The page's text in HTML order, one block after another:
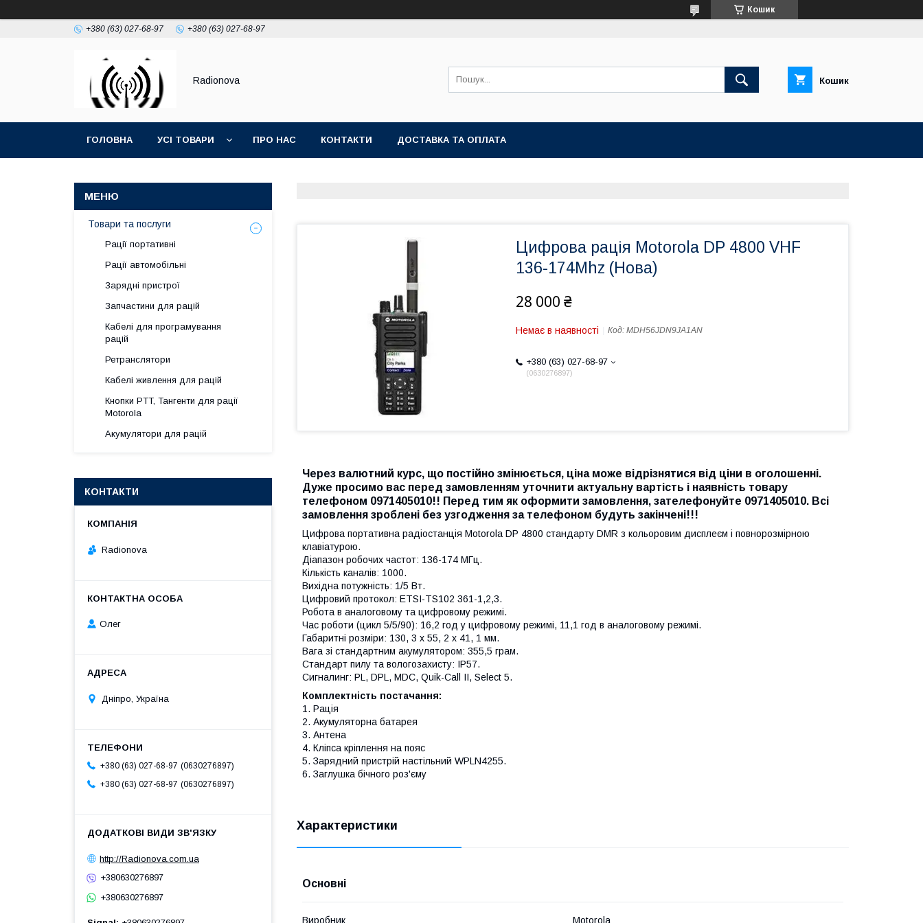
Кошик
+380 (63) 027-68-97 +380 (63) 027-68-97
Radionova Кошик
ГОЛОВНА УСІ ТОВАРИ ПРО НАС КОНТАКТИ ДОСТАВКА ТА ОПЛАТА
Цифрова рація Motorola DP 4800 VHF
136-174Mhz (Нова)
28 000 ₴
Немає в наявності Код: MDH56JDN9JA1AN
+380 (63) 027-68-97
0630276897
Через валютний курс, що постійно змінюється, ціна може відрізнятися від ціни в оголошенні.
Дуже просимо вас перед замовленням уточнити актуальну вартість і наявність товару
телефоном 0971405010!! Перед тим як оформити замовлення, зателефонуйте 0971405010. Всі
замовлення зроблені без узгодження за телефоном будуть закінчені!!!
Цифрова портативна радіостанція Motorola DP 4800 стандарту DMR з кольоровим дисплеєм і повнорозмірною
клавіатурою.
Діапазон робочих частот: 136-174 МГц.
Кількість каналів: 1000.
Вихідна потужність: 1/5 Вт.
Цифровий протокол: ETSI-TS102 361-1,2,3.
Робота в аналоговому та цифровому режимі.
Час роботи (цикл 5/5/90): 16,2 год у цифровому режимі, 11,1 год в аналоговому режимі.
Габаритні розміри: 130, 3 x 55, 2 x 41, 1 мм.
Вага зі стандартним акумулятором: 355,5 грам.
Стандарт пилу та вологозахисту: IP57.
Сигналинг: PL, DPL, MDC, Quik-Call II, Select 5.
Комплектність постачання:
1. Рація
2. Акумуляторна батарея
3. Антена
4. Кліпса кріплення на пояс
5. Зарядний пристрій настільний WPLN4255.
6. Заглушка бічного роз'єму
Характеристики
Основні
Виробник Motorola
Товари та послуги
Рації портативні
Рації автомобільні
Зарядні пристрої
Запчастини для рацій
Кабелі для програмування
рацій
Ретранслятори
Кабелі живлення для рацій
Кнопки PTT, Тангенти для рації
Motorola
Акумулятори для рацій
КОНТАКТИ
Radionova
Олег
Дніпро, Україна
+380 (63) 027-68-97
0630276897
+380 (63) 027-68-97
0630276897
http://Radionova.com.ua
+380630276897
+380630276897